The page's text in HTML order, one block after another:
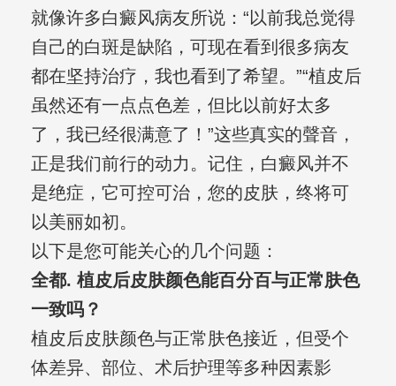
就像许多白癜风病友所说：“以前我总觉得
自己的白斑是缺陷，可现在看到很多病友
都在坚持治疗，我也看到了希望。”“植皮后
虽然还有一点点色差，但比以前好太多
了，我已经很满意了！”这些真实的聲音，
正是我们前行的动力。记住，白癜风并不
是绝症，它可控可治，您的皮肤，终将可
以美丽如初。
以下是您可能关心的几个问题：
全都. 植皮后皮肤颜色能百分百与正常肤色
一致吗？
植皮后皮肤颜色与正常肤色接近，但受个
体差异、部位、术后护理等多种因素影